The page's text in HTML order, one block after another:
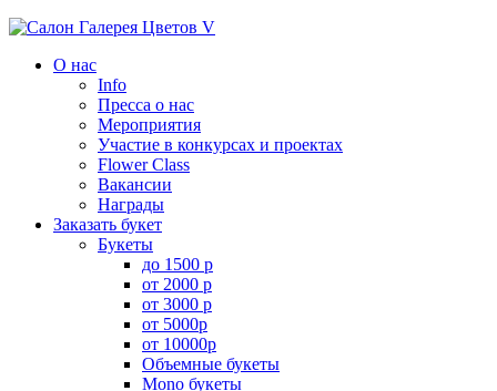
О нас
Info
Пресса о нас
Мероприятия
Участие в конкурсах и проектах
Flower Class
Вакансии
Награды
Заказать букет
Букеты
до 1500 р
от 2000 р
от 3000 р
от 5000р
от 10000р
Объемные букеты
Mono букеты